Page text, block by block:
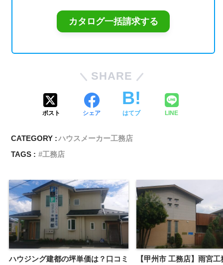
カタログ一括請求する
SHARE
ポスト シェア はてブ LINE
CATEGORY :ハウスメーカー工務店
TAGS :
工務店
ハウジング建都の坪単価は？口コミ
【甲州市 工務店】雨宮